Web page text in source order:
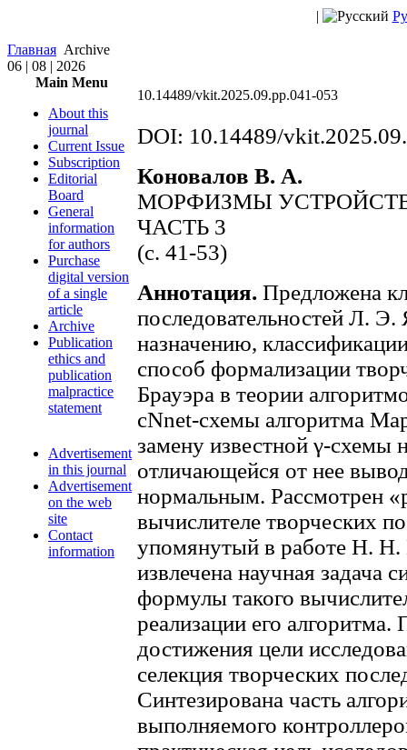
|
Главная Archive
06 | 08 | 2026
Main Menu
About this
journal
Current Issue
Subscription
Editorial
Board
General
information
for authors
Purchase
digital version
of a single
article
Archive
Publication
ethics and
publication
malpractice
statement
Advertisement
in this journal
Advertisement
on the web
site
Contact
information
10.14489/vkit.2025.09.pp.041-053
DOI: 10.14489/
Коновалов В. А.
МОРФИЗМЫ
ЧАСТЬ 3
(с. 41-53)
Аннотация. Предложена
последовательностей Л.
назначению,
способ формализации
Брауэра в теории
cNnet-схемы алгоритма
замену известной γ-схемы
отличающейся от нее
нормальным. Рассмотрен
вычислителе творческих
упомянутый в работе Н. Н.
извлечена научная задача
формулы такого
реализации его алгоритма.
достижения цели
селекция творческих
Синтезирована часть
выполняемого